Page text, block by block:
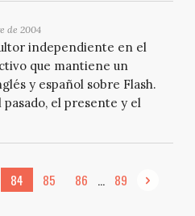
de 2004
independiente en el
que mantiene un
y español sobre Flash.
el presente y el
84 85 86 ... 89